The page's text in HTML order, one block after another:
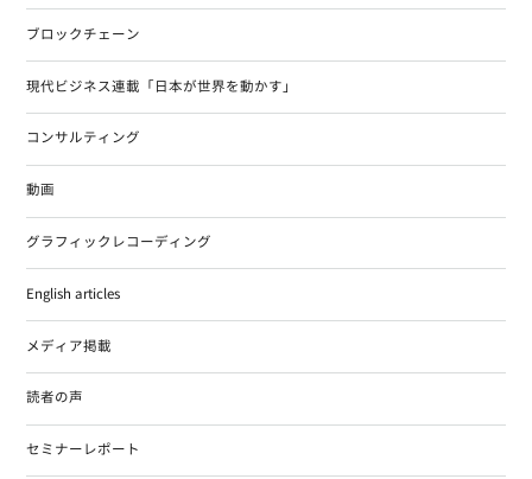
ブロックチェーン
現代ビジネス連載「日本が世界を動かす」
コンサルティング
動画
グラフィックレコーディング
English articles
メディア掲載
読者の声
セミナーレポート